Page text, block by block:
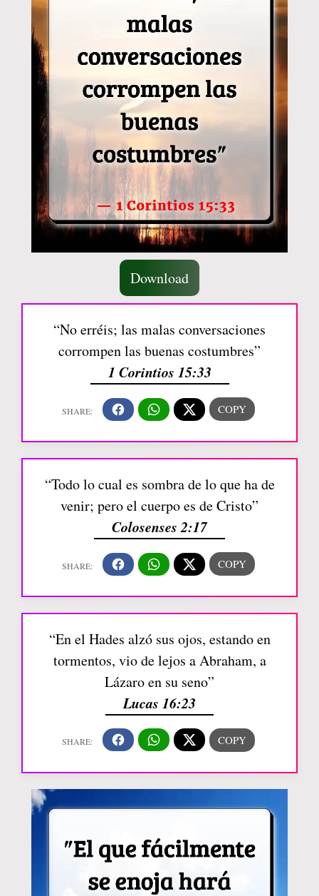
Download
“No erréis; las malas conversaciones
corrompen las buenas costumbres”
1 Corintios 15:33
“Todo lo cual es sombra de lo que ha de
venir; pero el cuerpo es de Cristo”
Colosenses 2:17
“En el Hades alzó sus ojos, estando en
tormentos, vio de lejos a Abraham, a
Lázaro en su seno”
Lucas 16:23